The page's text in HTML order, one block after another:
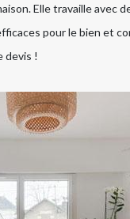
Elle travaille avec
pour le bien et
devis !